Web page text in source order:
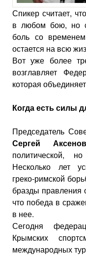
Спикер считает,
в любом бою, но
боль со
остается на всю
Вот уже более
возглавляет
которая
Когда есть силы
Председатель
Сергей Аксенов
политической,
Несколько лет
греко-римской
бразды правления
что победа в
в нее.
Сегодня
Крымских
международных